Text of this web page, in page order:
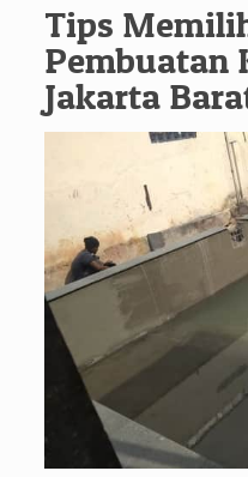
Tips
Pembuatan
Jakarta